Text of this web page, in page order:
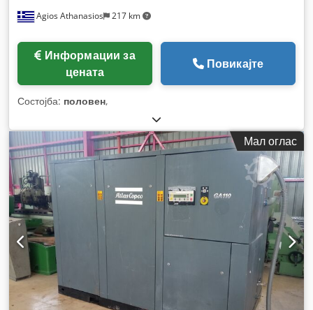
Agios Athanasios 217 km
цената
Повикајте
Состојба: половен,
Мал оглас